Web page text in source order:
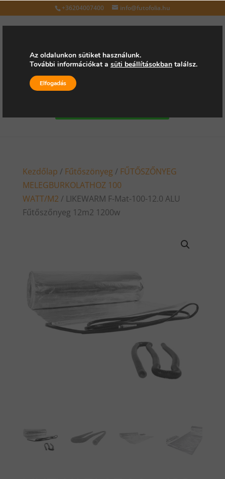
+36204007400 info@futofolia.hu
Válasszon oldalt
Kezdőlap / Fűtőszönyeg / FŰTŐSZŐNYEG
MELEGBURKOLATHOZ 100
WATT/M2 / LIKEWARM F-Mat-100-12.0 ALU
Fűtőszőnyeg 12m2 1200w
Az oldalunkon sütiket használunk.
További információkat a süti beállításokban találsz.
Elfogadás